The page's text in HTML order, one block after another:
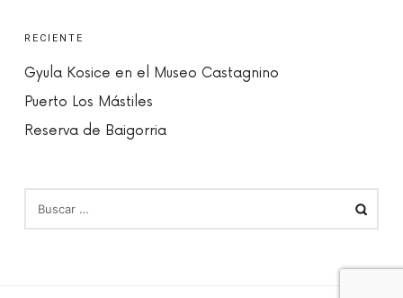
RECIENTE
Gyula Kosice en el Museo Castagnino
Puerto Los Mástiles
Reserva de Baigorria